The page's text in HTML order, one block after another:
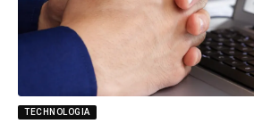
TECHNOLOGIA